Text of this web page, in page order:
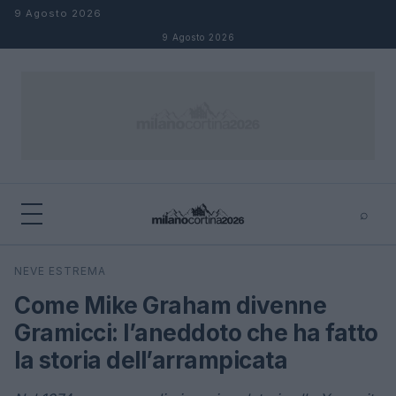
Salta al contenuto
9 Agosto 2026
9 Agosto 2026
⌕
Cerca
NEVE ESTREMA
Come Mike Graham divenne
Gramicci: l’aneddoto che ha fatto
la storia dell’arrampicata